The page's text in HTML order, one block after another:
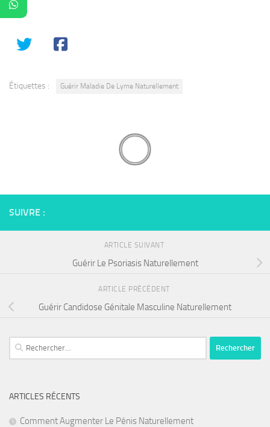
SHARE
Étiquettes : Guérir Maladie De Lyme Naturellement
SUIVRE :
ARTICLE SUIVANT
Guérir Le Psoriasis Naturellement
ARTICLE PRÉCÉDENT
Guérir Candidose Génitale Masculine Naturellement
Rechercher :
ARTICLES RÉCENTS
Comment Augmenter Le Pénis Naturellement